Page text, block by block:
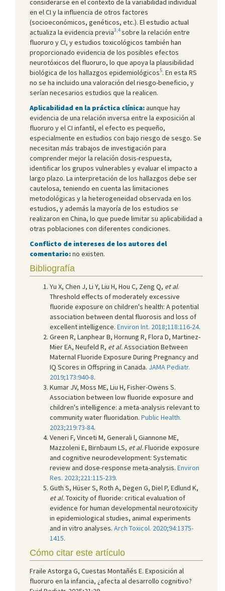
en el CI y la influencia de otros factores
(socioeconómicos, genéticos, etc.). El estudio actual
actualiza la evidencia previa3,4sobre la relación entre
fluoruro y CI, y estudios toxicológicos también han
proporcionado evidencia de los posibles efectos
neurotóxicos del fluoruro, lo que apoya la plausibilidad
biológica de los hallazgos epidemiológicos5. En esta RS
no se ha incluido una valoración del riesgo-beneficio, y
serían necesarios estudios que la realicen.
Aplicabilidad en la práctica clínica:aunque hay
evidencia de una relación inversa entre la exposición al
fluoruro y el CI infantil, el efecto es pequeño,
especialmente en estudios con bajo riesgo de sesgo. Se
necesitan más trabajos de investigación para
comprender mejor la relación dosis-respuesta,
identificar los grupos vulnerables y evaluar el impacto a
largo plazo. La interpretación de los hallazgos debe ser
cautelosa, teniendo en cuenta las limitaciones
metodológicas y la heterogeneidad observada en los
estudios, y además la mayoría de los estudios se
realizaron en China, lo que puede limitar su aplicabilidad a
otras poblaciones con diferentes condiciones.
Conflicto de intereses de los autores del
comentario:no existen.
Bibliografía
Yu X, Chen J, Li Y, Liu H, Hou C, Zeng Q, et al.
Threshold effects of moderately excessive
fluoride exposure on children's health: A potential
association between dental fluorosis and loss of
excellent intelligence. Environ Int. 2018;118:116-24.
Green R, Lanphear B, Hornung R, Flora D, Martinez-
Mier EA, Neufeld R, et al.Association Between
Maternal Fluoride Exposure During Pregnancy and
IQ Scores in Offspring in Canada. JAMA Pediatr.
2019;173:940-8.
Kumar JV, Moss ME, Liu H, Fisher-Owens S.
Association between low fluoride exposure and
children's intelligence: a meta-analysis relevant to
community water fluoridation. Public Health.
2023;219:73-84.
Veneri F, Vinceti M, Generali l, Giannone ME,
Mazzoleni E, Birnbaum LS, et al.Fluoride exposure
and cognitive neurodevelopment: Systematic
review and dose-response meta-analysis. Environ
Res. 2023;221:115-239.
Guth S, Hüser S, Roth A, Degen G, Diel P, Edlund K,
et al.Toxicity of fluoride: critical evaluation of
evidence for human developmental neurotoxicity
in epidemiological studies, animal experiments
and in vitro analyses. Arch Toxicol. 2020;94:1375-
1415.
Cómo citar este artículo
Fraile Astorga G, Cuestas Montañés E. Exposición al
fluoruro en la infancia, ¿afecta al desarrollo cognitivo?